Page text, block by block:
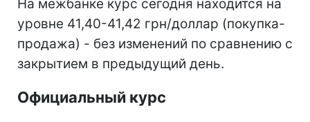
На межбанке курс сегодня находится на
уровне 41,40-41,42 грн/доллар (покупка-
продажа) - без изменений по сравнению с
закрытием в предыдущий день.
Официальный курс